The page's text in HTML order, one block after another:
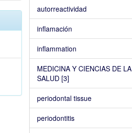
autorreactividad
inflamación
inflammation
MEDICINA Y CIENCIAS DE LA
SALUD [3]
periodontal tissue
periodontitis